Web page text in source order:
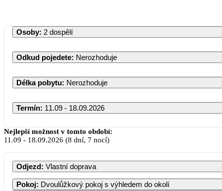
Osoby: 2 dospělí
Odkud pojedete: Nerozhoduje
Délka pobytu: Nerozhoduje
Termín: 11.09 - 18.09.2026
Září 2026
PO ÚT ST ČT PÁ SO
1
12 309
2 3 4 5
Nejlepší možnost v tomto období:
11.09 - 18.09.2026 (8 dní, 7 nocí)
Odjezd: Vlastní doprava
Pokoj: Dvoulůžkový pokoj s výhledem do okolí